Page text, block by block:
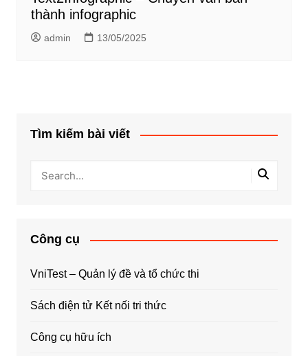
thành infographic
admin 13/05/2025
Tìm kiếm bài viết
Công cụ
VniTest – Quản lý đề và tổ chức thi
Sách điện tử Kết nối tri thức
Công cụ hữu ích